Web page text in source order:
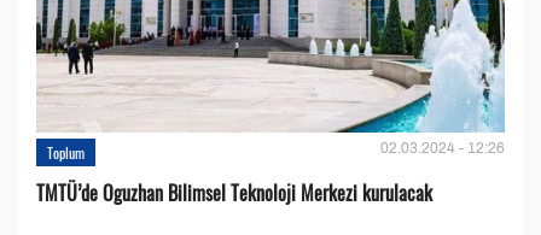
Toplum 02.03.2024 - 12:26
TMTÜ’de Oguzhan Bilimsel Teknoloji Merkezi kurulacak